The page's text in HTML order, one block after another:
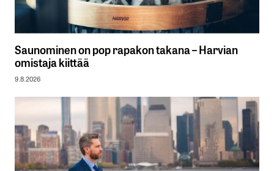
Saunominen on pop rapakon takana – Harvian
omistaja kiittää
9.8.2026